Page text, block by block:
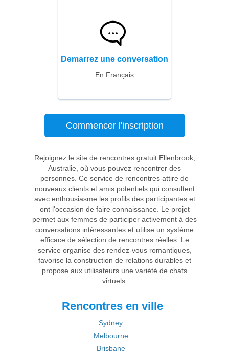
Demarrez une conversation
En Français
Commencer l'inscription
Rejoignez le site de rencontres gratuit Ellenbrook,
Australie, où vous pouvez rencontrer des
personnes. Ce service de rencontres attire de
nouveaux clients et amis potentiels qui consultent
avec enthousiasme les profils des participantes et
ont l'occasion de faire connaissance. Le projet
permet aux femmes de participer activement à des
conversations intéressantes et utilise un système
efficace de sélection de rencontres réelles. Le
service organise des rendez-vous romantiques,
favorise la construction de relations durables et
propose aux utilisateurs une variété de chats
virtuels.
Rencontres en ville
Sydney
Melbourne
Brisbane